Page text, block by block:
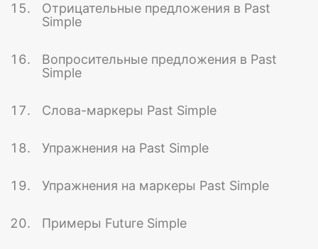
Отрицательные предложения в Past
Simple
Вопросительные предложения в Past
Simple
Слова-маркеры Past Simple
Упражнения на Past Simple
Упражнения на маркеры Past Simple
Примеры Future Simple